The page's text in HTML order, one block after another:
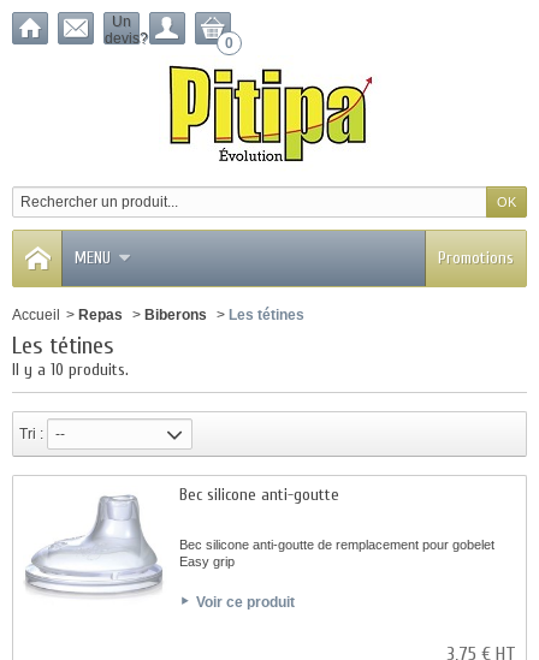
Un
devis?
0
MENU Promotions
Accueil > Repas > Biberons > Les tétines
Les tétines
Il y a 10 produits.
Tri : --
Bec silicone anti-goutte
Bec silicone anti-goutte de remplacement pour gobelet
Easy grip
Voir ce produit
3,75 € HT